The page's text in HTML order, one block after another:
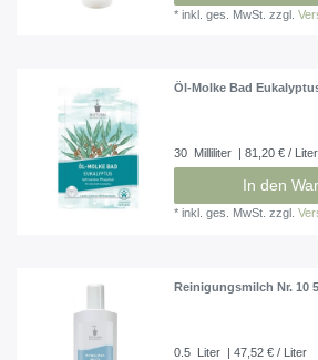
*inkl. ges. MwSt. zzgl.
Öl-Molke Bad
30 Milliliter | 81,20 € / Liter
In den
*inkl. ges. MwSt. zzgl.
Reinigungsmilch Nr. 10
0.5 Liter | 47,52 € / Liter